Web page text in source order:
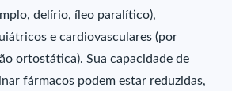
delírio, íleo paralítico),
e cardiovasculares (por
ortostática). Sua capacidade de
fármacos podem estar reduzidas,